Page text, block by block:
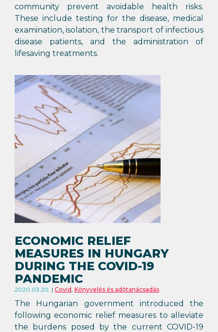
community prevent avoidable health risks.
These include testing for the disease, medical
examination, isolation, the transport of infectious
disease patients, and the administration of
lifesaving treatments.
ECONOMIC RELIEF
MEASURES IN HUNGARY
DURING THE COVID-19
PANDEMIC
2020.03.20. Covid, Könyvelés és adótanácsadás
The Hungarian government introduced the
following economic relief measures to alleviate
the burdens posed by the current COVID-19